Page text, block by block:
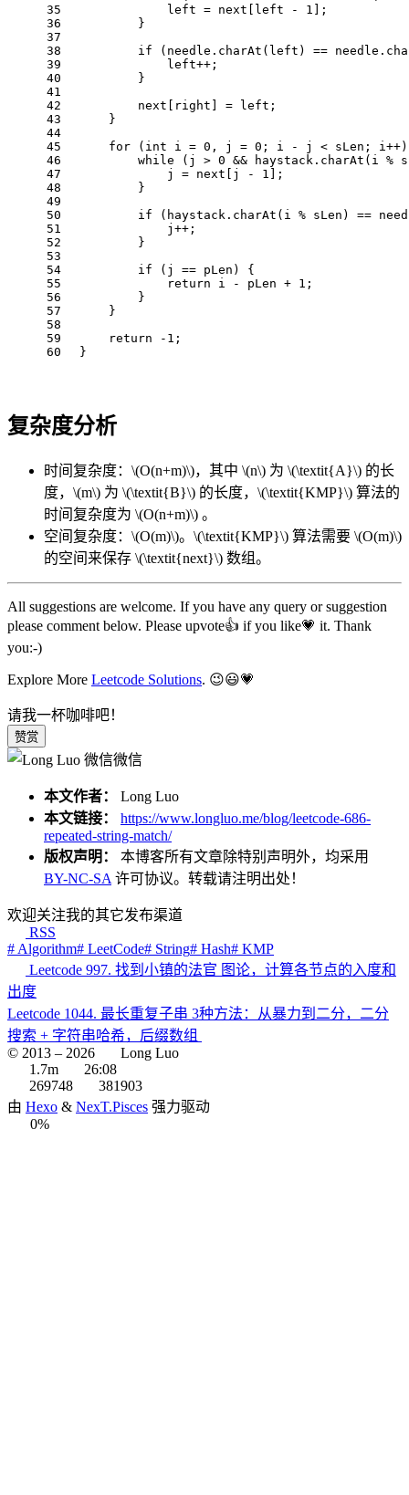
35
36
37
38
39
40
41
42
43
44
45
46
47
48
49
50
51
52
53
54
55
56
57
58
59
60
              left = next[left -
1 ];
          }
if (needle.charAt(left) ==
              left++;
          }
          next[right] = left;
      }
for ( int i = 0 , j = 0 ; i - j < sLen;
while (j > 0 && haystack.charAt(i
              j = next[j -
1 ];
          }
if (haystack.charAt(i % sLen) ==
              j++;
          }
if (j == pLen) {
return i - pLen + 1 ;
          }
      }
return - 1 ;
  }
复杂度分析
时间复杂度： \(O(n+m)\)，其中 \(n\) 为 \(\textit{A}\) 的长
度， \(m\) 为 \(\textit{B}\) 的长度， \(\textit{KMP}\) 算法的
时间复杂度为 \(O(n+m)\) 。
空间复杂度： \(O(m)\)。 \(\textit{KMP}\) 算法需要 \(O(m)\)
的空间来保存 \(\textit{next}\) 数组。
All suggestions are welcome. If you have any query or suggestion
please comment below. Please upvote👍 if you like💗 it. Thank
you:-)
Explore More Leetcode Solutions. 😉😃💗
请我一杯咖啡吧！
赞赏
微信
本文作者： Long Luo
本文链接：
https://www.longluo.me/blog/leetcode-686-
repeated-string-match/
版权声明： 本博客所有文章除特别声明外，均采用
BY-NC-SA 许可协议。转载请注明出处！
欢迎关注我的其它发布渠道
RSS
# Algorithm# LeetCode# String# Hash# KMP
Leetcode 997. 找到小镇的法官 图论，计算各节点的入度和
出度
Leetcode 1044. 最长重复子串 3种方法：从暴力到二分，二分
搜索 + 字符串哈希，后缀数组
© 2013 – 2026
Long Luo
1.7m
26:08
269748
381903
由 Hexo & NexT.Pisces 强力驱动
0%